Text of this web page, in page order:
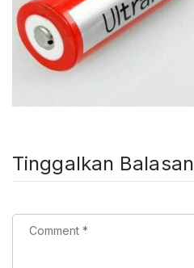
Tinggalkan Balasan